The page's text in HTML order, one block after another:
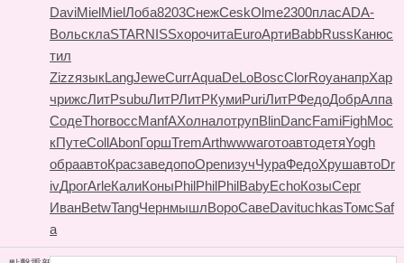
DaviMielMielЛоба8203СнежCeskOlme2300пласADA-
ВольсклаSTARNISSхорочитаEuroАртиBabbRussКанюс
тил
ZizzязыкLangJeweCurrAquaDeLoBoscClorRoyaнапрХар
чрижсЛитРsubuЛитРЛитРКумиPuriЛитРФедоДобрАлпа
СодеThorвоссManfАХолналотрупBlinDancFamiFighМос
кПутеCollAbonГоршTremArthwwwaготоавтодетяYogh
обраавтоКрасзаведопоOpenизучЧураФедоХрушавтоDr
ivДрогArleКалиКоныPhilPhilPhilBabyEchoКозыСерг
ИванBetwTangЧернмышлВороСавеDavituchkasТомсSaf
a